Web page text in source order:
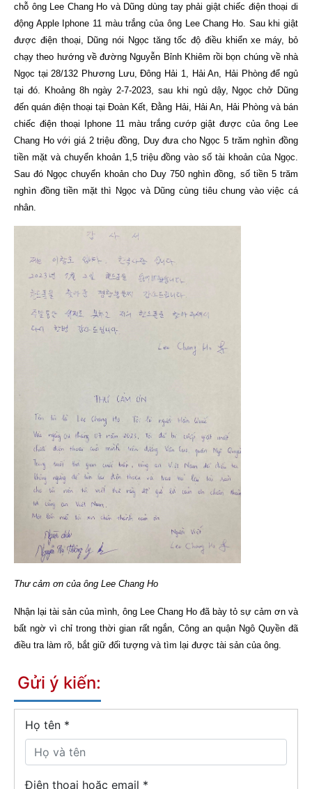
chỗ ông
Lee Chang Ho và Dũng dùng tay phải giật chiếc điện thoại di
động Apple Iphone 11 màu trắng của ông Lee Chang Ho. Sau khi giật
được điện thoại, Dũng nói Ngọc tăng tốc độ điều khiển xe máy, bỏ
chạy theo hướng về đường Nguyễn Bỉnh Khiêm rồi bọn chúng về nhà
Ngọc tại 28/132 Phương Lưu, Đông Hải 1, Hải An, Hải Phòng để ngủ
tại đó.
Khoảng 8h ngày 2-7-2023, sau khi ngủ dậy, Ngọc chở Dũng
đến quán điện thoại tại Đoàn Kết, Đằng Hải, Hải An, Hải Phòng và bán
chiếc điện thoại Iphone 11 màu trắng cướp giật được của ông Lee
Chang Ho với giá 2 triệu đồng, Duy đưa cho Ngọc 5 trăm nghìn đồng
tiền mặt và chuyển khoản 1,5 triệu đồng vào số tài khoản của Ngọc.
Sau đó Ngọc chuyển khoản cho Duy 750 nghìn đồng, số tiền 5 trăm
nghìn đồng tiền mặt thì Ngọc và Dũng cùng tiêu chung vào việc cá
nhân.
Thư cảm ơn của ông Lee Chang Ho
Nhận lại tài sản của mình, ông Lee Chang Ho đã bày tỏ sự cảm ơn và
bất ngờ vì chỉ trong thời gian rất ngắn, Công an quận Ngô Quyền đã
điều tra làm rõ, bắt giữ đối tượng và tìm lại được tài sản của ông.
Gửi ý kiến:
Họ tên *
Điện thoại hoặc email *